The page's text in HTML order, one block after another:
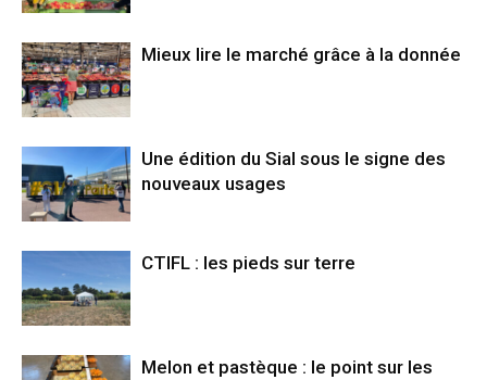
Mieux lire le marché grâce à la donnée
Une édition du Sial sous le signe des
nouveaux usages
CTIFL : les pieds sur terre
Melon et pastèque : le point sur les